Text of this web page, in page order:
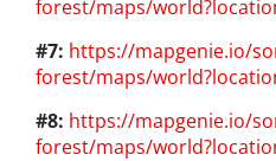
forest/maps/
#7: https://mapgenie.io/
forest/maps/
#8: https://mapgenie.io/
forest/maps/